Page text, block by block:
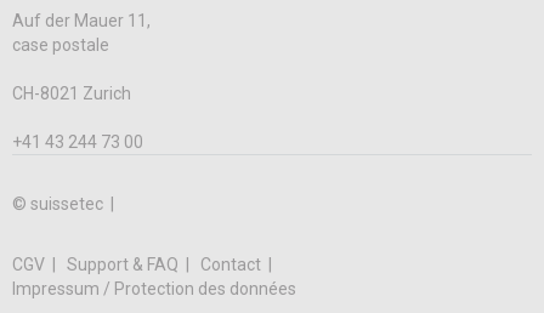
Auf der Mauer 11,
case postale
CH-8021 Zurich
+41 43 244 73 00
© suissetec |
CGV Support & FAQ
Contact
Impressum / Protection des données